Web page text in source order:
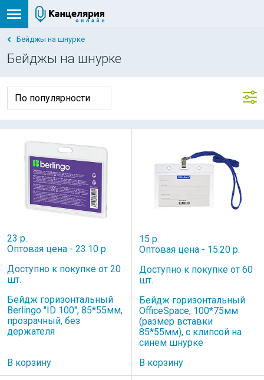
Бейджы на шнурке
Бейджы на шнурке
23 р.
Оптовая цена - 23.10 р.
Доступно к покупке от 20
шт.
Бейдж горизонтальный
Berlingo "ID 100", 85*55мм,
прозрачный, без
держателя
В корзину
15 р.
Оптовая цена - 15.20 р.
Доступно к покупке от 60
шт.
Бейдж горизонтальный
OfficeSpace, 100*75мм
(размер вставки
85*55мм), с клипсой на
синем шнурке
В корзину